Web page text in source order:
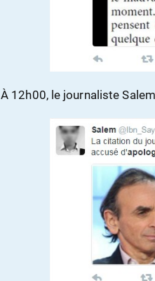
À 12h00, le journaliste